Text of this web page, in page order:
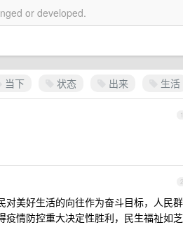
or developed.
当下 状态 出来 生活
1
2
美好生活的向往作为奋斗目标，人民群
情防控重大决定性胜利，民生福祉如芝